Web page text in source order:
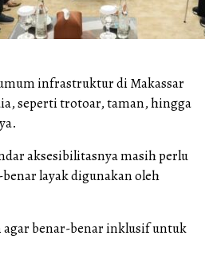
infrastruktur di Makassar
seperti trotoar, taman, hingga
aksesibilitasnya masih perlu
layak digunakan oleh
benar-benar inklusif untuk